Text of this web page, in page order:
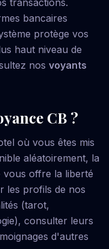
transactions.
bancaires
protège vos
haut niveau de
nos voyants
CB ?
où vous êtes mis
aléatoirement, la
vous offre la liberté
les profils de nos
(tarot,
consulter leurs
d'autres